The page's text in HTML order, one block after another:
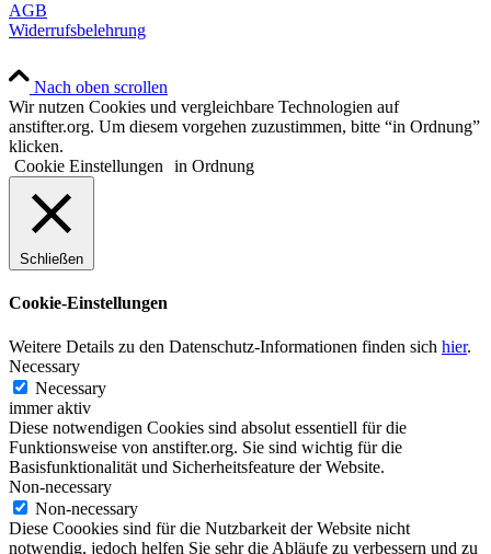
AGB
Widerrufsbelehrung
Nach oben scrollen
Wir nutzen Cookies und vergleichbare Technologien auf
anstifter.org. Um diesem vorgehen zuzustimmen, bitte “in Ordnung”
klicken.
Cookie Einstellungen
in Ordnung
Schließen
Cookie-Einstellungen
Weitere Details zu den Datenschutz-Informationen finden sich hier.
Necessary
Necessary
immer aktiv
Diese notwendigen Cookies sind absolut essentiell für die
Funktionsweise von anstifter.org. Sie sind wichtig für die
Basisfunktionalität und Sicherheitsfeature der Website.
Non-necessary
Non-necessary
Diese Coookies sind für die Nutzbarkeit der Website nicht
notwendig, jedoch helfen Sie sehr die Abläufe zu verbessern und zu